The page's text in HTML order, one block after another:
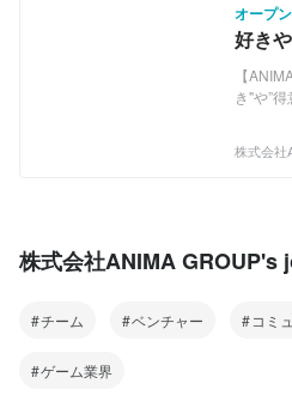
オープ
好き
現す
一度
【
き"や”
人々が"
成して
場）の
きております。 今後
株式会社
株式会社ANIMA
チーム ベンチャー コミ
ゲーム業界